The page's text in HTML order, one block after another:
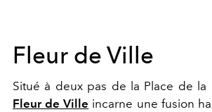
Fleur de Ville
Situé à deux pas de la Place de la
Fleur de Ville incarne une fusion